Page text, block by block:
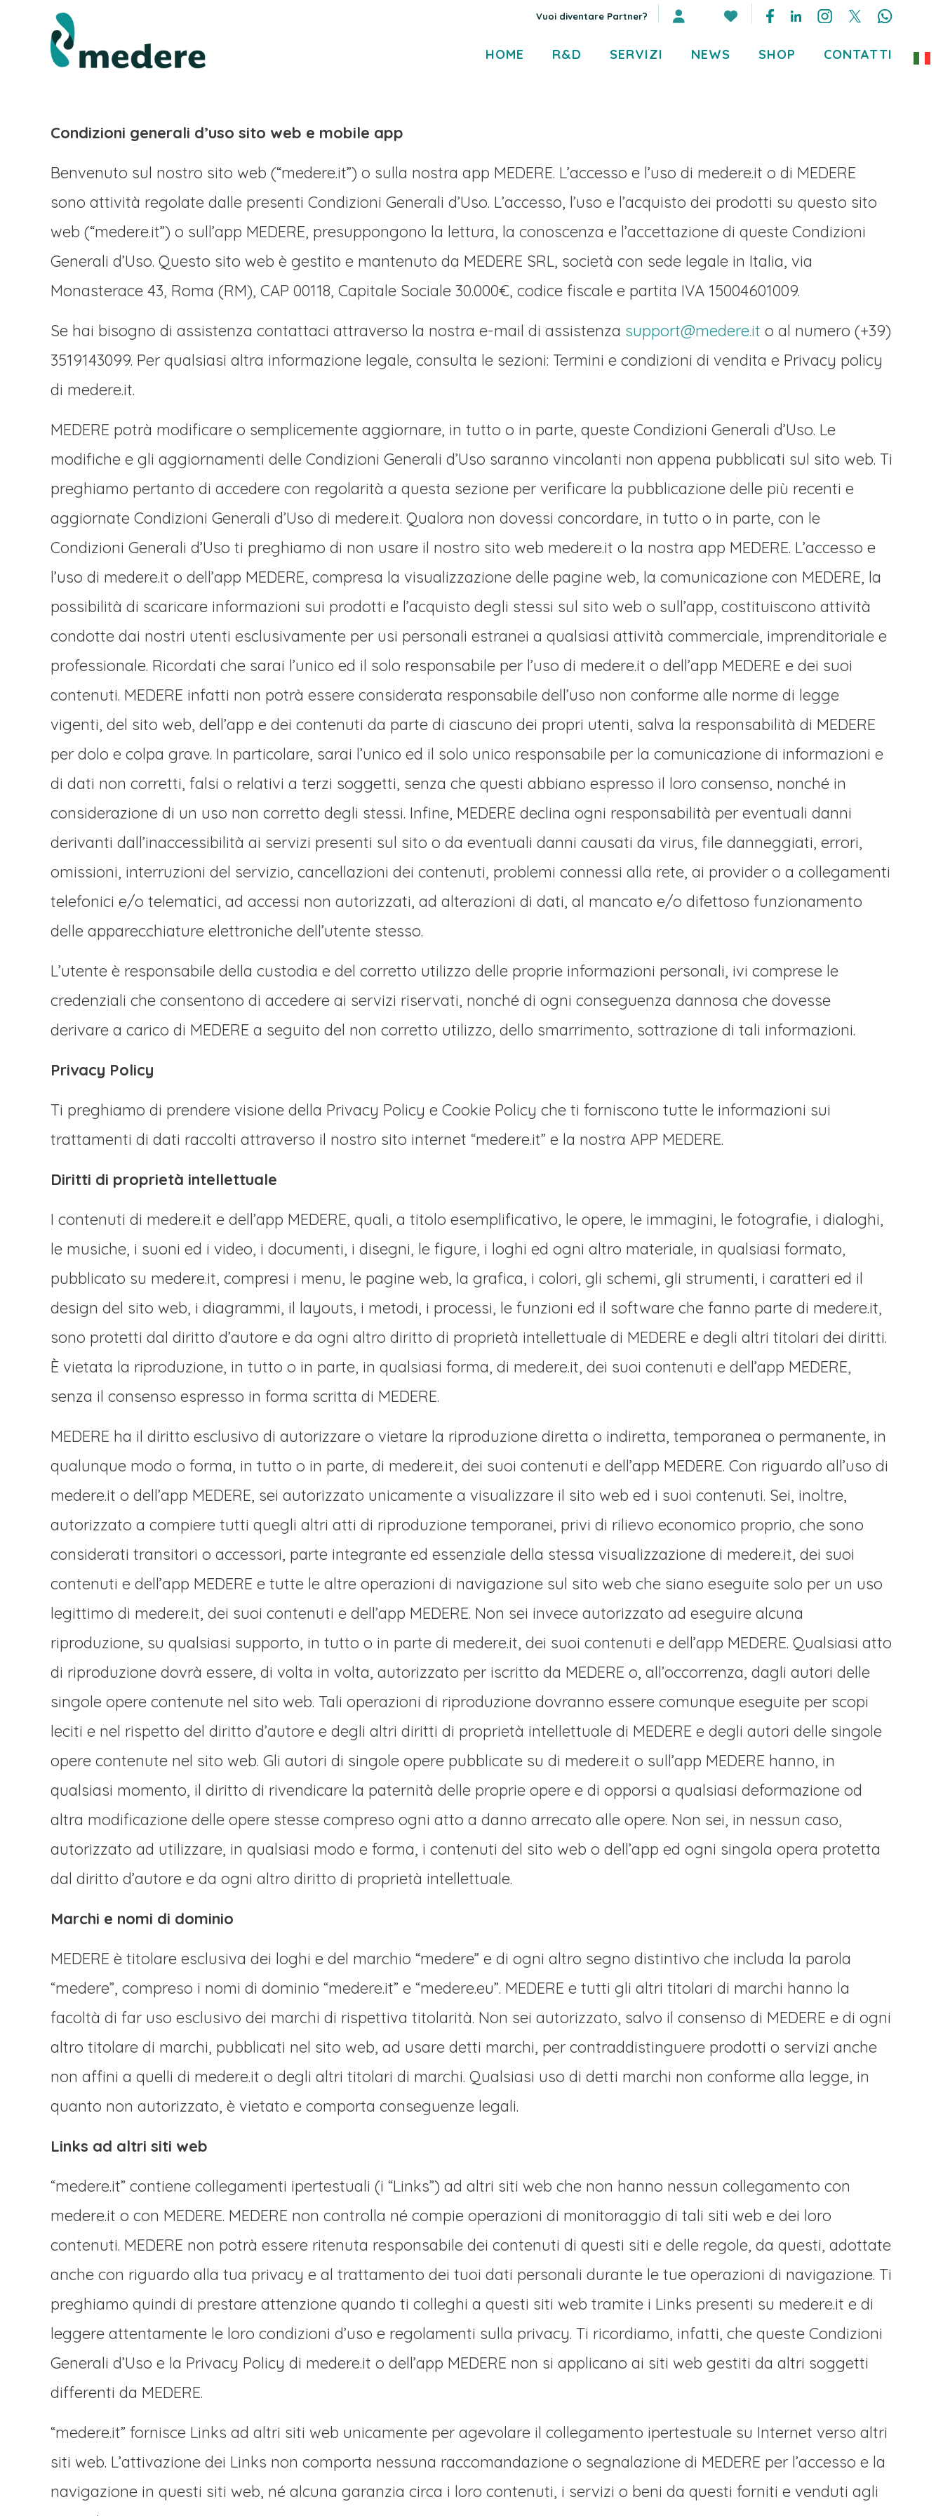
Vuoi diventare Partner?
HOME R&D SERVIZI NEWS SHOP CONTATTI
Condizioni generali d’uso sito web e mobile app
Benvenuto sul nostro sito web (“medere.it”) o sulla nostra app MEDERE. L’accesso e l’uso di medere.it o di MEDERE
sono attività regolate dalle presenti Condizioni Generali d’Uso. L’accesso, l’uso e l’acquisto dei prodotti su questo sito
web (“medere.it”) o sull’app MEDERE, presuppongono la lettura, la conoscenza e l’accettazione di queste Condizioni
Generali d’Uso. Questo sito web è gestito e mantenuto da MEDERE SRL, società con sede legale in Italia, via
Monasterace 43, Roma (RM), CAP 00118, Capitale Sociale 30.000€, codice fiscale e partita IVA 15004601009.
Se hai bisogno di assistenza contattaci attraverso la nostra e-mail di assistenza support@medere.it o al numero (+39)
3519143099. Per qualsiasi altra informazione legale, consulta le sezioni: Termini e condizioni di vendita e Privacy policy
di medere.it.
MEDERE potrà modificare o semplicemente aggiornare, in tutto o in parte, queste Condizioni Generali d’Uso. Le
modifiche e gli aggiornamenti delle Condizioni Generali d’Uso saranno vincolanti non appena pubblicati sul sito web. Ti
preghiamo pertanto di accedere con regolarità a questa sezione per verificare la pubblicazione delle più recenti e
aggiornate Condizioni Generali d’Uso di medere.it. Qualora non dovessi concordare, in tutto o in parte, con le
Condizioni Generali d’Uso ti preghiamo di non usare il nostro sito web medere.it o la nostra app MEDERE. L’accesso e
l’uso di medere.it o dell’app MEDERE, compresa la visualizzazione delle pagine web, la comunicazione con MEDERE, la
possibilità di scaricare informazioni sui prodotti e l’acquisto degli stessi sul sito web o sull’app, costituiscono attività
condotte dai nostri utenti esclusivamente per usi personali estranei a qualsiasi attività commerciale, imprenditoriale e
professionale. Ricordati che sarai l’unico ed il solo responsabile per l’uso di medere.it o dell’app MEDERE e dei suoi
contenuti. MEDERE infatti non potrà essere considerata responsabile dell’uso non conforme alle norme di legge
vigenti, del sito web, dell’app e dei contenuti da parte di ciascuno dei propri utenti, salva la responsabilità di MEDERE
per dolo e colpa grave. In particolare, sarai l’unico ed il solo unico responsabile per la comunicazione di informazioni e
di dati non corretti, falsi o relativi a terzi soggetti, senza che questi abbiano espresso il loro consenso, nonché in
considerazione di un uso non corretto degli stessi. Infine, MEDERE declina ogni responsabilità per eventuali danni
derivanti dall’inaccessibilità ai servizi presenti sul sito o da eventuali danni causati da virus, file danneggiati, errori,
omissioni, interruzioni del servizio, cancellazioni dei contenuti, problemi connessi alla rete, ai provider o a collegamenti
telefonici e/o telematici, ad accessi non autorizzati, ad alterazioni di dati, al mancato e/o difettoso funzionamento
delle apparecchiature elettroniche dell’utente stesso.
L’utente è responsabile della custodia e del corretto utilizzo delle proprie informazioni personali, ivi comprese le
credenziali che consentono di accedere ai servizi riservati, nonché di ogni conseguenza dannosa che dovesse
derivare a carico di MEDERE a seguito del non corretto utilizzo, dello smarrimento, sottrazione di tali informazioni.
Privacy Policy
Ti preghiamo di prendere visione della Privacy Policy e Cookie Policy che ti forniscono tutte le informazioni sui
trattamenti di dati raccolti attraverso il nostro sito internet “medere.it” e la nostra APP MEDERE.
Diritti di proprietà intellettuale
I contenuti di medere.it e dell’app MEDERE, quali, a titolo esemplificativo, le opere, le immagini, le fotografie, i dialoghi,
le musiche, i suoni ed i video, i documenti, i disegni, le figure, i loghi ed ogni altro materiale, in qualsiasi formato,
pubblicato su medere.it, compresi i menu, le pagine web, la grafica, i colori, gli schemi, gli strumenti, i caratteri ed il
design del sito web, i diagrammi, il layouts, i metodi, i processi, le funzioni ed il software che fanno parte di medere.it,
sono protetti dal diritto d’autore e da ogni altro diritto di proprietà intellettuale di MEDERE e degli altri titolari dei diritti.
È vietata la riproduzione, in tutto o in parte, in qualsiasi forma, di medere.it, dei suoi contenuti e dell’app MEDERE,
senza il consenso espresso in forma scritta di MEDERE.
MEDERE ha il diritto esclusivo di autorizzare o vietare la riproduzione diretta o indiretta, temporanea o permanente, in
qualunque modo o forma, in tutto o in parte, di medere.it, dei suoi contenuti e dell’app MEDERE. Con riguardo all’uso di
medere.it o dell’app MEDERE, sei autorizzato unicamente a visualizzare il sito web ed i suoi contenuti. Sei, inoltre,
autorizzato a compiere tutti quegli altri atti di riproduzione temporanei, privi di rilievo economico proprio, che sono
considerati transitori o accessori, parte integrante ed essenziale della stessa visualizzazione di medere.it, dei suoi
contenuti e dell’app MEDERE e tutte le altre operazioni di navigazione sul sito web che siano eseguite solo per un uso
legittimo di medere.it, dei suoi contenuti e dell’app MEDERE. Non sei invece autorizzato ad eseguire alcuna
riproduzione, su qualsiasi supporto, in tutto o in parte di medere.it, dei suoi contenuti e dell’app MEDERE. Qualsiasi atto
di riproduzione dovrà essere, di volta in volta, autorizzato per iscritto da MEDERE o, all’occorrenza, dagli autori delle
singole opere contenute nel sito web. Tali operazioni di riproduzione dovranno essere comunque eseguite per scopi
leciti e nel rispetto del diritto d’autore e degli altri diritti di proprietà intellettuale di MEDERE e degli autori delle singole
opere contenute nel sito web. Gli autori di singole opere pubblicate su di medere.it o sull’app MEDERE hanno, in
qualsiasi momento, il diritto di rivendicare la paternità delle proprie opere e di opporsi a qualsiasi deformazione od
altra modificazione delle opere stesse compreso ogni atto a danno arrecato alle opere. Non sei, in nessun caso,
autorizzato ad utilizzare, in qualsiasi modo e forma, i contenuti del sito web o dell’app ed ogni singola opera protetta
dal diritto d’autore e da ogni altro diritto di proprietà intellettuale.
Marchi e nomi di dominio
MEDERE è titolare esclusiva dei loghi e del marchio “medere” e di ogni altro segno distintivo che includa la parola
“medere”, compreso i nomi di dominio “medere.it” e “medere.eu”. MEDERE e tutti gli altri titolari di marchi hanno la
facoltà di far uso esclusivo dei marchi di rispettiva titolarità. Non sei autorizzato, salvo il consenso di MEDERE e di ogni
altro titolare di marchi, pubblicati nel sito web, ad usare detti marchi, per contraddistinguere prodotti o servizi anche
non affini a quelli di medere.it o degli altri titolari di marchi. Qualsiasi uso di detti marchi non conforme alla legge, in
quanto non autorizzato, è vietato e comporta conseguenze legali.
Links ad altri siti web
“medere.it” contiene collegamenti ipertestuali (i “Links”) ad altri siti web che non hanno nessun collegamento con
medere.it o con MEDERE. MEDERE non controlla né compie operazioni di monitoraggio di tali siti web e dei loro
contenuti. MEDERE non potrà essere ritenuta responsabile dei contenuti di questi siti e delle regole, da questi, adottate
anche con riguardo alla tua privacy e al trattamento dei tuoi dati personali durante le tue operazioni di navigazione. Ti
preghiamo quindi di prestare attenzione quando ti colleghi a questi siti web tramite i Links presenti su medere.it e di
leggere attentamente le loro condizioni d’uso e regolamenti sulla privacy. Ti ricordiamo, infatti, che queste Condizioni
Generali d’Uso e la Privacy Policy di medere.it o dell’app MEDERE non si applicano ai siti web gestiti da altri soggetti
differenti da MEDERE.
“medere.it” fornisce Links ad altri siti web unicamente per agevolare il collegamento ipertestuale su Internet verso altri
siti web. L’attivazione dei Links non comporta nessuna raccomandazione o segnalazione di MEDERE per l’accesso e la
navigazione in questi siti web, né alcuna garanzia circa i loro contenuti, i servizi o beni da questi forniti e venduti agli